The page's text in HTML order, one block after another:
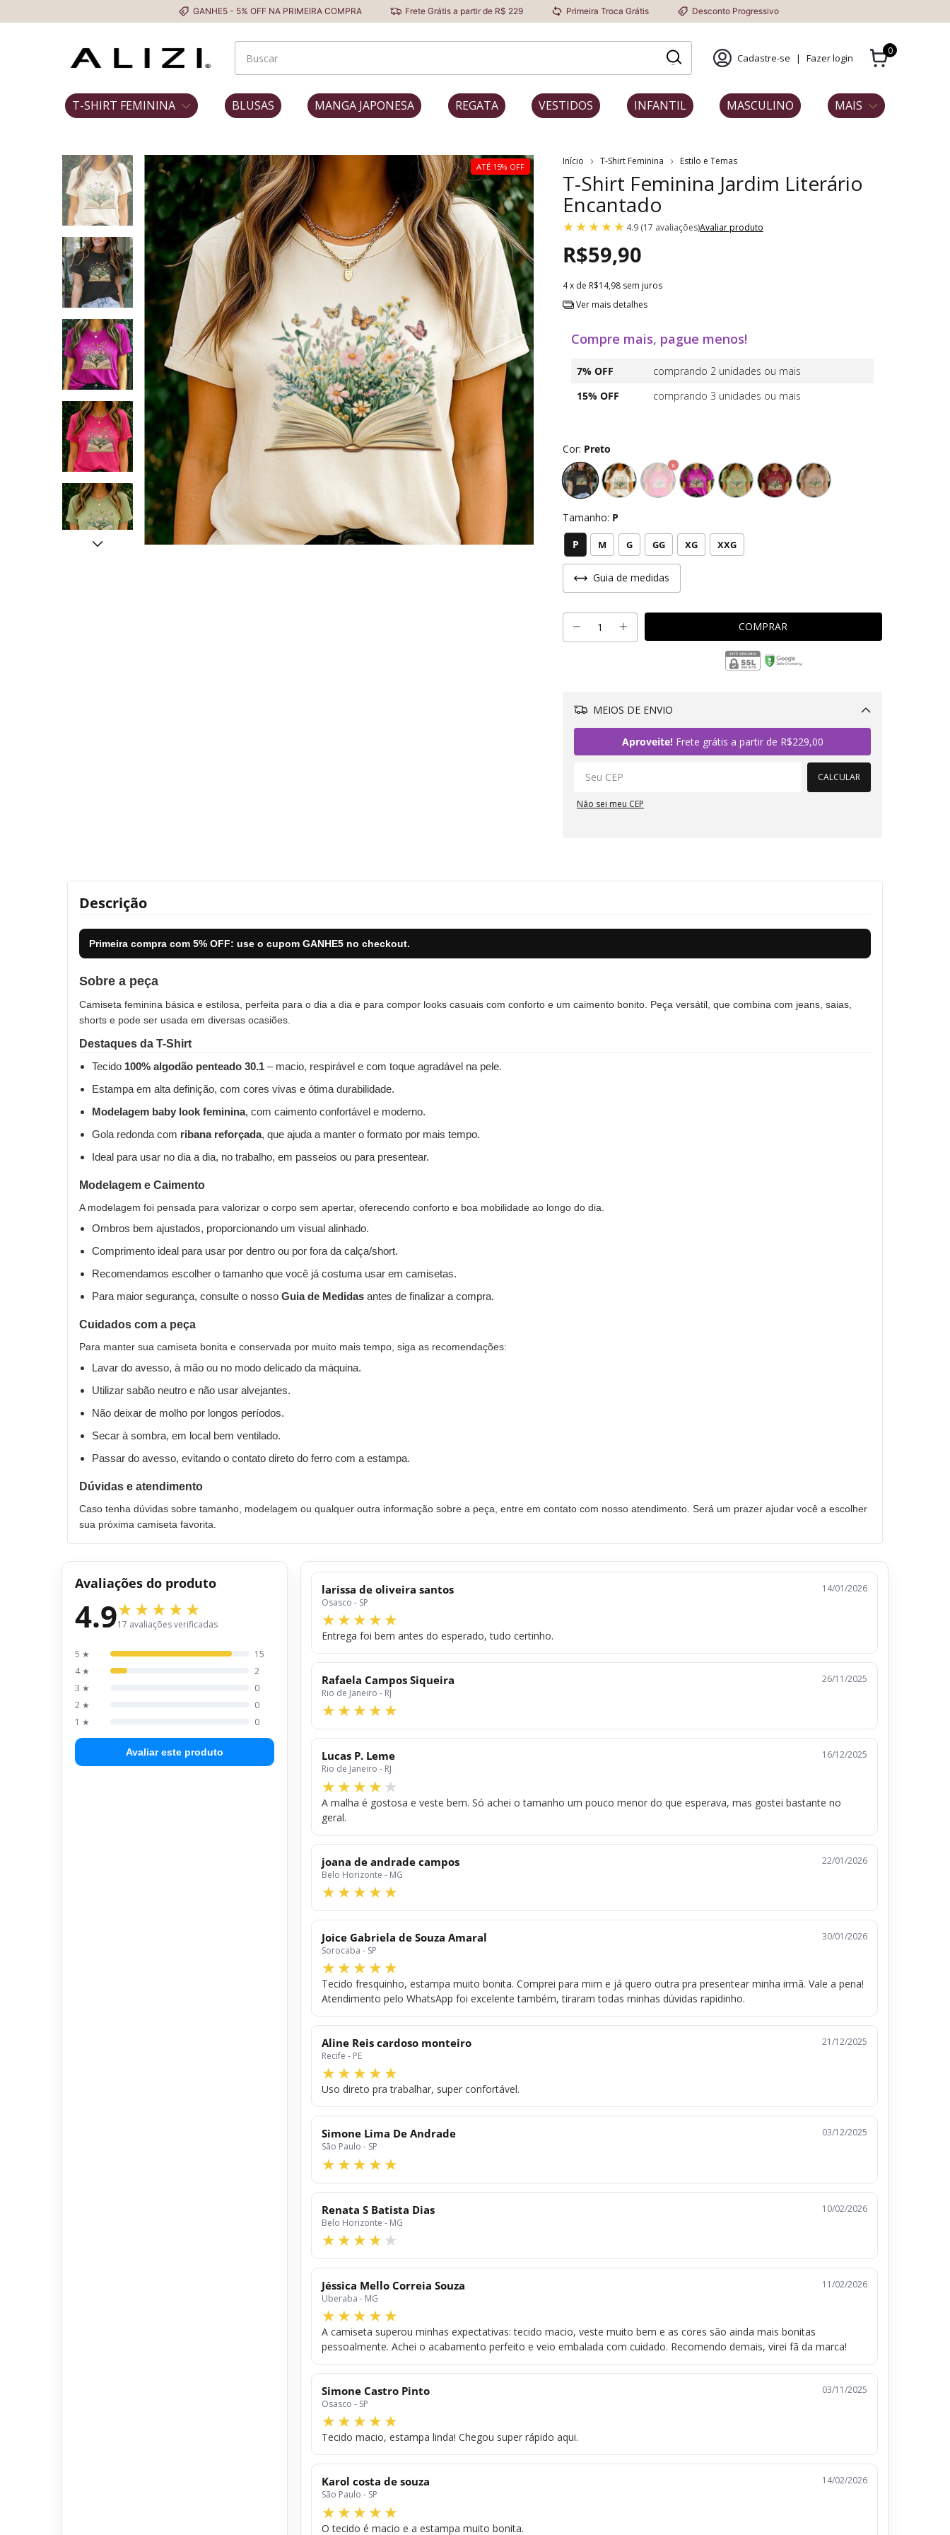
GANHE5 - 5% OFF NA PRIMEIRA COMPRA Frete Grátis a partir de R$ 229 Primeira Troca Grátis Desconto Progressivo
Cadastre-se | Fazer login
0
T-SHIRT FEMININA BLUSAS MANGA JAPONESA REGATA VESTIDOS INFANTIL MASCULINO MAIS
ATÉ 15% OFF Início T-Shirt Feminina Estilo e Temas
T-Shirt Feminina Jardim Literário
Encantado
4.9 (17 avaliações)Avaliar produto
R$59,90
4x de R$14,98 sem juros
Ver mais detalhes
Compre mais, pague menos!
7% OFF
comprando 2 unidades ou mais
15% OFF
comprando 3 unidades ou mais
Cor: Preto
Tamanho: P
P M G GG XG XXG
Guia de medidas
MEIOS DE ENVIO
Aproveite!Frete grátis a partir de R$229,00
CALCULAR
Não sei meu CEP
Descrição
Primeira compra com 5% OFF: use o cupom GANHE5 no checkout.
Sobre a peça
Camiseta feminina básica e estilosa, perfeita para o dia a dia e para compor looks casuais com conforto e um caimento bonito. Peça versátil, que combina com jeans, saias,
shorts e pode ser usada em diversas ocasiões.
Destaques da T-Shirt
Tecido 100% algodão penteado 30.1 – macio, respirável e com toque agradável na pele.
Estampa em alta definição, com cores vivas e ótima durabilidade.
Modelagem baby look feminina, com caimento confortável e moderno.
Gola redonda com ribana reforçada, que ajuda a manter o formato por mais tempo.
Ideal para usar no dia a dia, no trabalho, em passeios ou para presentear.
Modelagem e Caimento
A modelagem foi pensada para valorizar o corpo sem apertar, oferecendo conforto e boa mobilidade ao longo do dia.
Ombros bem ajustados, proporcionando um visual alinhado.
Comprimento ideal para usar por dentro ou por fora da calça/short.
Recomendamos escolher o tamanho que você já costuma usar em camisetas.
Para maior segurança, consulte o nosso Guia de Medidas antes de finalizar a compra.
Cuidados com a peça
Para manter sua camiseta bonita e conservada por muito mais tempo, siga as recomendações:
Lavar do avesso, à mão ou no modo delicado da máquina.
Utilizar sabão neutro e não usar alvejantes.
Não deixar de molho por longos períodos.
Secar à sombra, em local bem ventilado.
Passar do avesso, evitando o contato direto do ferro com a estampa.
Dúvidas e atendimento
Caso tenha dúvidas sobre tamanho, modelagem ou qualquer outra informação sobre a peça, entre em contato com nosso atendimento. Será um prazer ajudar você a escolher
sua próxima camiseta favorita.
Avaliações do produto
4.917 avaliações verificadas
5 ★
15
4 ★
2
3 ★
0
2 ★
0
1 ★
0
Avaliar este produto
larissa de oliveira santos
Osasco - SP
14/01/2026
Entrega foi bem antes do esperado, tudo certinho.
Rafaela Campos Siqueira
Rio de Janeiro - RJ
26/11/2025
Lucas P. Leme
Rio de Janeiro - RJ
16/12/2025
A malha é gostosa e veste bem. Só achei o tamanho um pouco menor do que esperava, mas gostei bastante no
geral.
joana de andrade campos
Belo Horizonte - MG
22/01/2026
Joice Gabriela de Souza Amaral
Sorocaba - SP
30/01/2026
Tecido fresquinho, estampa muito bonita. Comprei para mim e já quero outra pra presentear minha irmã. Vale a pena!
Atendimento pelo WhatsApp foi excelente também, tiraram todas minhas dúvidas rapidinho.
Aline Reis cardoso monteiro
Recife - PE
21/12/2025
Uso direto pra trabalhar, super confortável.
Simone Lima De Andrade
São Paulo - SP
03/12/2025
Renata S Batista Dias
Belo Horizonte - MG
10/02/2026
Jéssica Mello Correia Souza
Uberaba - MG
11/02/2026
A camiseta superou minhas expectativas: tecido macio, veste muito bem e as cores são ainda mais bonitas
pessoalmente. Achei o acabamento perfeito e veio embalada com cuidado. Recomendo demais, virei fã da marca!
Simone Castro Pinto
Osasco - SP
03/11/2025
Tecido macio, estampa linda! Chegou super rápido aqui.
Karol costa de souza
São Paulo - SP
14/02/2026
O tecido é macio e a estampa muito bonita.